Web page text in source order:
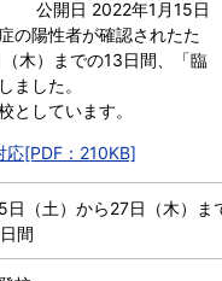
公開日 2022年1月15日
の陽性者が確認されたた
木）までの13日間、「臨
ました。
としています。
応[PDF：210KB]
日（土）から27日（木）ま
間